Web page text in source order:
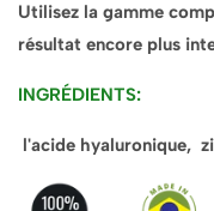
Utilisez la gamme
résultat encore plus
INGRÉDIENTS:
l'acide hyaluronique,